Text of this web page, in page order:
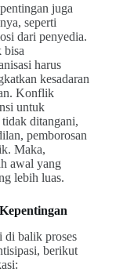
juga
seperti
dari penyedia.
bisa
harus
kesadaran
Konflik
untuk
ditangani,
pemborosan
Maka,
awal yang
lebih luas.
di balik proses
berikut